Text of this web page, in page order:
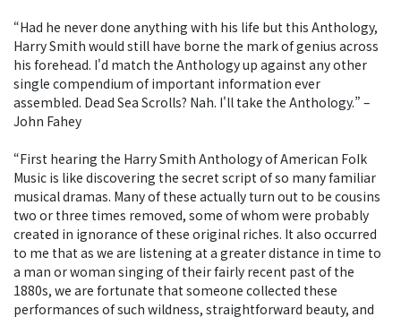
“Had he never done anything with his life but this Anthology,
Harry Smith would still have borne the mark of genius across
his forehead. I'd match the Anthology up against any other
single compendium of important information ever
assembled. Dead Sea Scrolls? Nah. I'll take the Anthology.” –
John Fahey
“First hearing the Harry Smith Anthology of American FoIk
Music is like discovering the secret script of so many familiar
musical dramas. Many of these actually turn out to be cousins
two or three times removed, some of whom were probably
created in ignorance of these original riches. It also occurred
to me that as we are listening at a greater distance in time to
a man or woman singing of their fairly recent past of the
1880s, we are fortunate that someone collected these
performances of such wildness, straightforward beauty, and